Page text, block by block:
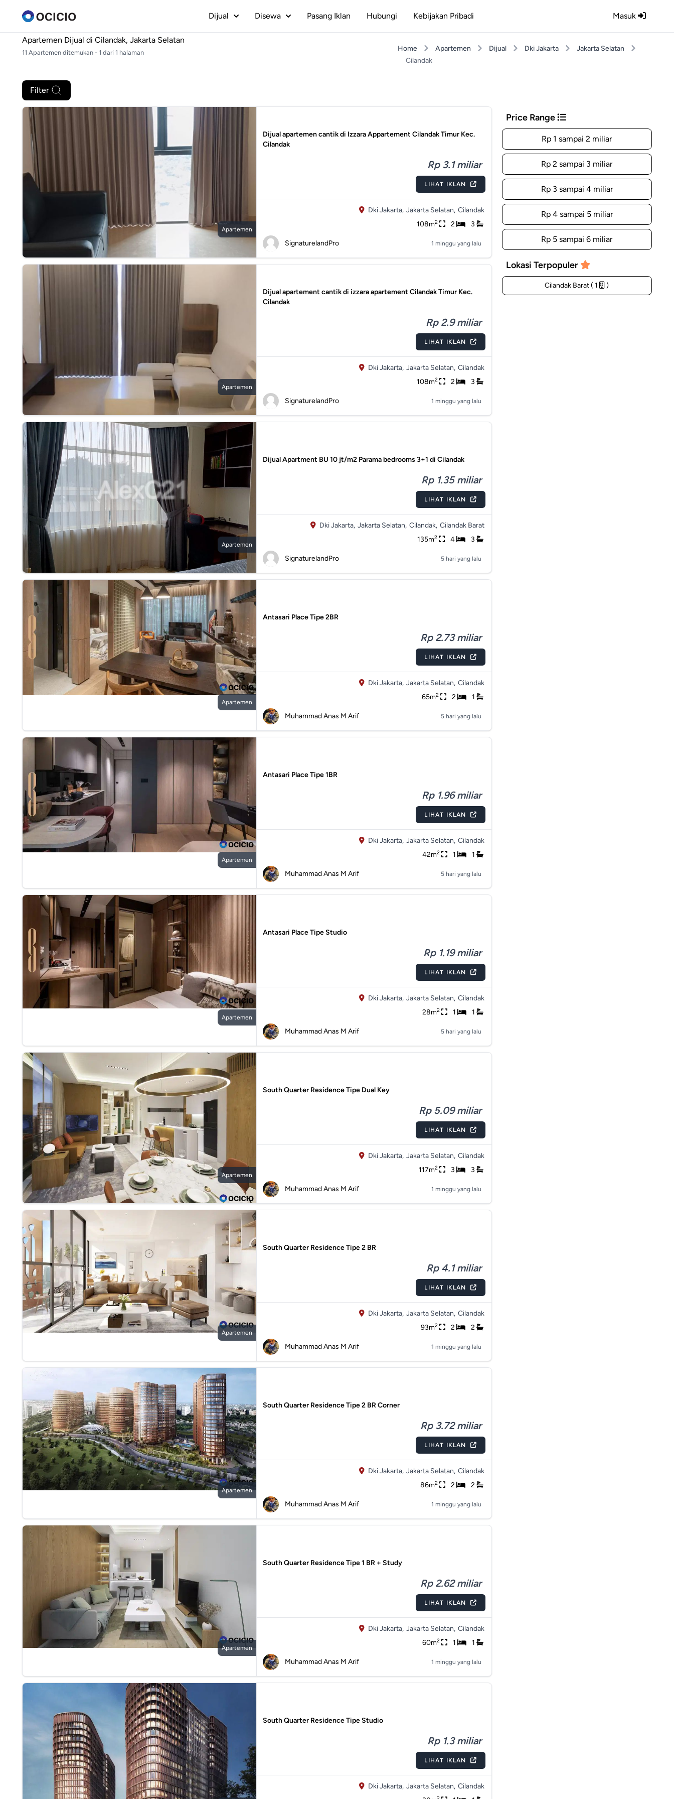
Masuk
Dijual Disewa Pasang Iklan Hubungi Kebijakan Pribadi
Apartemen Dijual di Cilandak, Jakarta Selatan
11 Apartemen ditemukan - 1 dari 1 halaman Home Apartemen Dijual Dki Jakarta
Jakarta Selatan
Cilandak
Filter
Apartemen
Dijual apartemen cantik di Izzara Appartement Cilandak Timur Kec.
Cilandak
Rp 3.1 miliar
LIHAT IKLAN
Dki Jakarta, Jakarta Selatan, Cilandak
108m2 2 3
SignaturelandPro 1 minggu yang lalu
Apartemen
Dijual apartement cantik di izzara apartement Cilandak Timur Kec.
Cilandak
Rp 2.9 miliar
LIHAT IKLAN
Dki Jakarta, Jakarta Selatan, Cilandak
108m2 2 3
SignaturelandPro 1 minggu yang lalu
Apartemen
Dijual Apartment BU 10 jt/m2 Parama bedrooms 3+1 di Cilandak
Rp 1.35 miliar
LIHAT IKLAN
Dki Jakarta, Jakarta Selatan, Cilandak, Cilandak Barat
135m2 4 3
SignaturelandPro 5 hari yang lalu
Apartemen
Antasari Place Tipe 2BR
Rp 2.73 miliar
LIHAT IKLAN
Dki Jakarta, Jakarta Selatan, Cilandak
65m2 2 1
Muhammad Anas M Arif 5 hari yang lalu
Apartemen
Antasari Place Tipe 1BR
Rp 1.96 miliar
LIHAT IKLAN
Dki Jakarta, Jakarta Selatan, Cilandak
42m2 1 1
Muhammad Anas M Arif 5 hari yang lalu
Apartemen
Antasari Place Tipe Studio
Rp 1.19 miliar
LIHAT IKLAN
Dki Jakarta, Jakarta Selatan, Cilandak
28m2 1 1
Muhammad Anas M Arif 5 hari yang lalu
Apartemen
South Quarter Residence Tipe Dual Key
Rp 5.09 miliar
LIHAT IKLAN
Dki Jakarta, Jakarta Selatan, Cilandak
117m2 3 3
Muhammad Anas M Arif 1 minggu yang lalu
Apartemen
South Quarter Residence Tipe 2 BR
Rp 4.1 miliar
LIHAT IKLAN
Dki Jakarta, Jakarta Selatan, Cilandak
93m2 2 2
Muhammad Anas M Arif 1 minggu yang lalu
Apartemen
South Quarter Residence Tipe 2 BR Corner
Rp 3.72 miliar
LIHAT IKLAN
Dki Jakarta, Jakarta Selatan, Cilandak
86m2 2 2
Muhammad Anas M Arif 1 minggu yang lalu
Apartemen
South Quarter Residence Tipe 1 BR + Study
Rp 2.62 miliar
LIHAT IKLAN
Dki Jakarta, Jakarta Selatan, Cilandak
60m2 1 1
Muhammad Anas M Arif 1 minggu yang lalu
South Quarter Residence Tipe Studio
Rp 1.3 miliar
LIHAT IKLAN
Dki Jakarta, Jakarta Selatan, Cilandak
Price Range
Rp 1 sampai 2 miliar
Rp 2 sampai 3 miliar
Rp 3 sampai 4 miliar
Rp 4 sampai 5 miliar
Rp 5 sampai 6 miliar
Lokasi Terpopuler
Cilandak Barat ( 1 )